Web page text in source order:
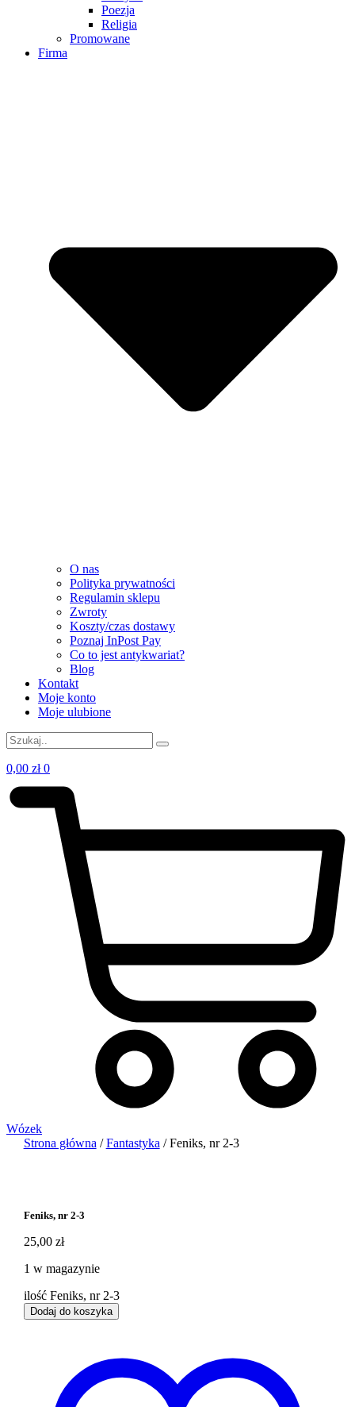
Poezja
Religia
Promowane
Firma
O nas
Polityka prywatności
Regulamin sklepu
Zwroty
Koszty/czas dostawy
Poznaj InPost Pay
Co to jest antykwariat?
Blog
Kontakt
Moje konto
Moje ulubione
0,00 zł 0
Wózek
Strona główna /Fantastyka / Feniks, nr 2-3
Feniks, nr 2-3
25,00 zł
1 w magazynie
ilość Feniks, nr 2-3
Dodaj do koszyka